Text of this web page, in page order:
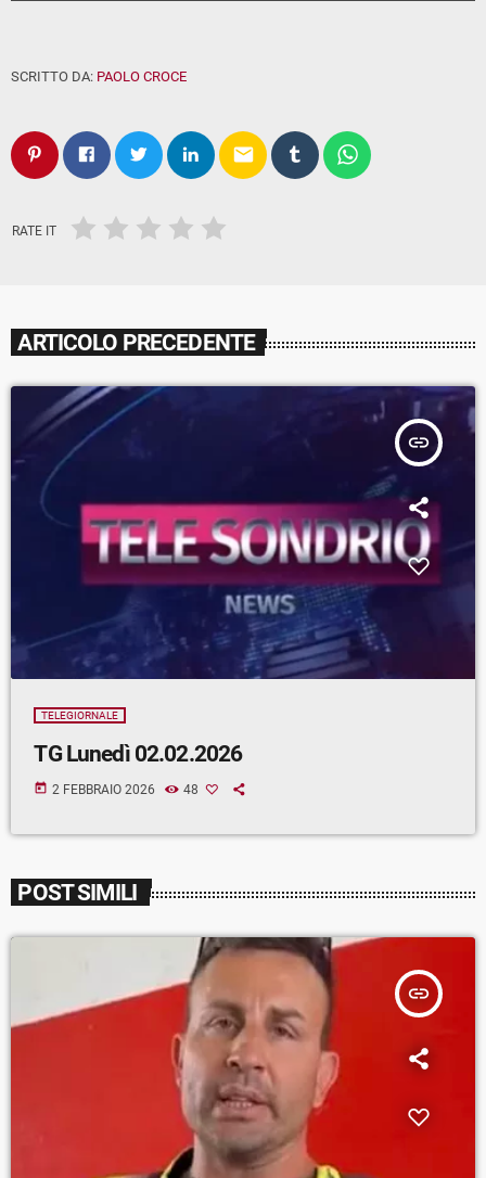
SCRITTO DA: PAOLO CROCE
email
RATE IT
ARTICOLO PRECEDENTE
insert_link
TELEGIORNALE
TG Lunedì 02.02.2026
today 2 FEBBRAIO 2026 48
POST SIMILI
insert_link